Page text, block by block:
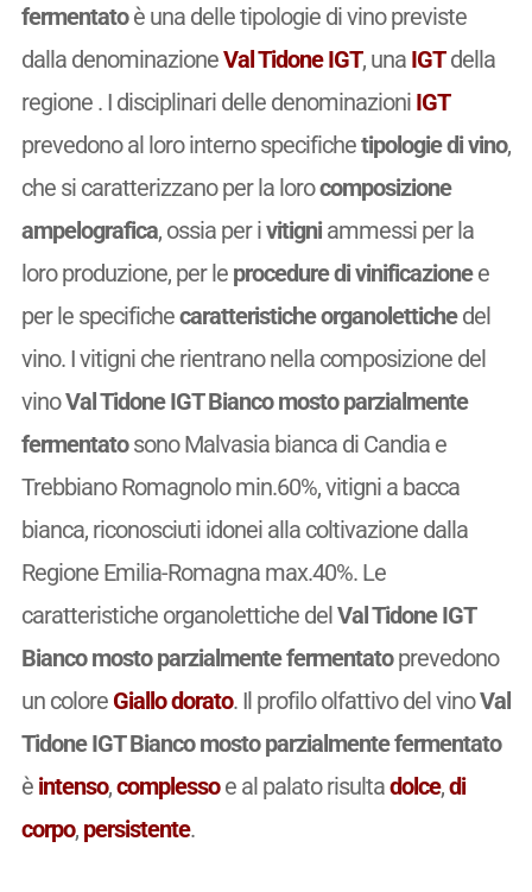
fermentatoè una delle tipologie di vino previste
dalla denominazioneVal Tidone IGT, una IGTdella
regione . I disciplinari delle denominazioni IGT
prevedono al loro interno specifichetipologie di vino,
che si caratterizzano per la lorocomposizione
ampelografica, ossia per ivitigniammessi per la
loro produzione, per le procedure di vinificazionee
per le specifichecaratteristiche organolettichedel
vino. I vitigni che rientrano nella composizione del
vinoVal Tidone IGT Bianco mosto parzialmente
fermentatosono Malvasia bianca di Candia e
Trebbiano Romagnolo min.60%, vitigni a bacca
bianca, riconosciuti idonei alla coltivazione dalla
Regione Emilia-Romagna max.40%. Le
caratteristiche organolettiche delVal Tidone IGT
Bianco mosto parzialmente fermentatoprevedono
un colore Giallo dorato. Il profilo olfattivo del vinoVal
Tidone IGT Bianco mosto parzialmente fermentato
è intenso,complessoe al palato risultadolce,di
corpo, persistente.